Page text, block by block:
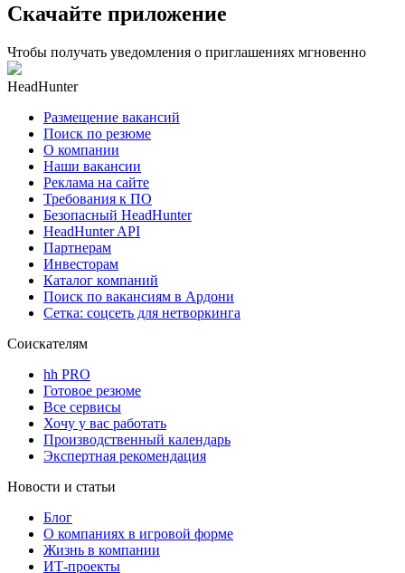
Скачайте приложение
Чтобы получать уведомления о приглашениях мгновенно
HeadHunter
Размещение вакансий
Поиск по резюме
О компании
Наши вакансии
Реклама на сайте
Требования к ПО
Безопасный HeadHunter
HeadHunter API
Партнерам
Инвесторам
Каталог компаний
Поиск по вакансиям в Ардони
Сетка: соцсеть для нетворкинга
Соискателям
hh PRO
Готовое резюме
Все сервисы
Хочу у вас работать
Производственный календарь
Экспертная рекомендация
Новости и статьи
Блог
О компаниях в игровой форме
Жизнь в компании
ИТ-проекты